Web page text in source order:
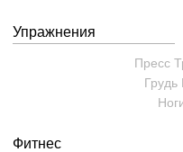
Упражнения
Пресс
Грудь
Фитнес